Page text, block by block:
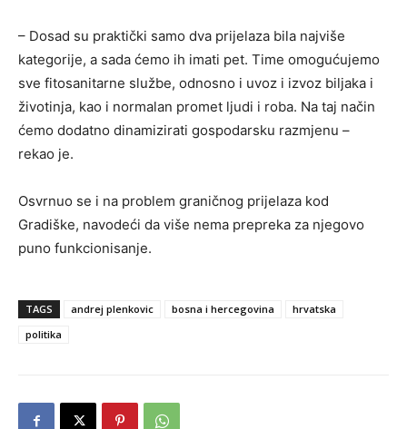
– Dosad su praktički samo dva prijelaza bila najviše
kategorije, a sada ćemo ih imati pet. Time omogućujemo
sve fitosanitarne službe, odnosno i uvoz i izvoz biljaka i
životinja, kao i normalan promet ljudi i roba. Na taj način
ćemo dodatno dinamizirati gospodarsku razmjenu –
rekao je.
Osvrnuo se i na problem graničnog prijelaza kod
Gradiške, navodeći da više nema prepreka za njegovo
puno funkcionisanje.
TAGS andrej plenkovic bosna i hercegovina
hrvatska
politika